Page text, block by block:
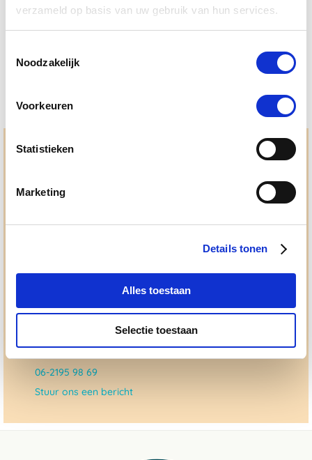
verzameld op basis van uw gebruik van hun services.
Noodzakelijk
Voorkeuren
Statistieken
Marketing
Details tonen
Alles toestaan
Selectie toestaan
Nog maar 1 beschikbaar
Hulp en advies nodig?
allemaal voor doen. Bij De Paardendrogist worden we
gedreven door onze visie: het leveren van producten van
"ouderwetse" service. Wij helpen je graag, doen wat wij
Ma. t/m vrij 8:30 - 17:30 uur
050 - 409 69 96
advies@paardendrogist.nl
06-2195 98 69
Stuur ons een bericht